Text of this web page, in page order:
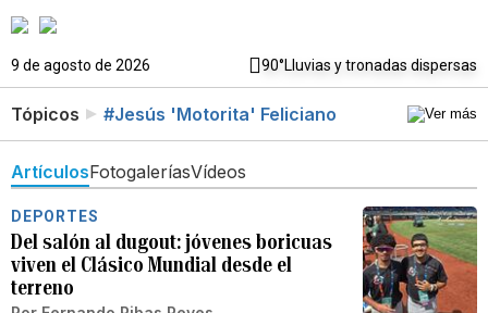
9 de agosto de 2026 90°Lluvias y tronadas dispersas
Tópicos #Jesús 'Motorita' Feliciano
ArtículosFotogaleríasVídeos
DEPORTES
Del salón al dugout: jóvenes boricuas
viven el Clásico Mundial desde el
terreno